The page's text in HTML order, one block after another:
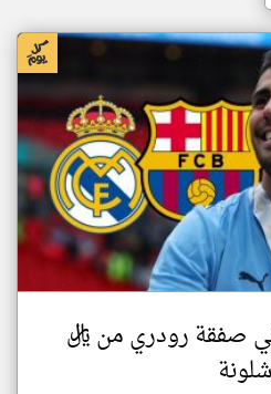
صفقة رودري من ريال